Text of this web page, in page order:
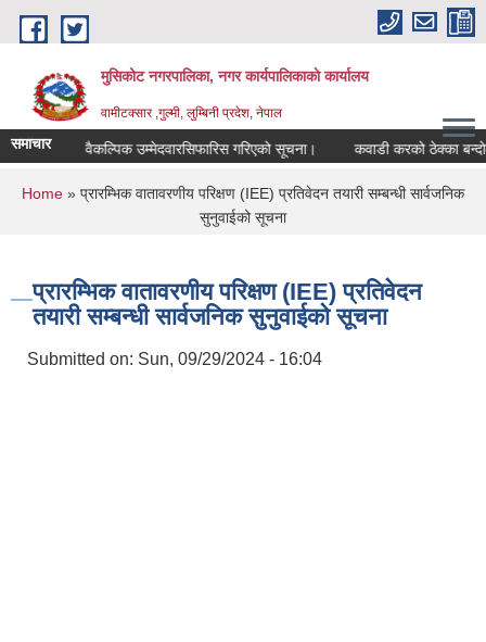
Skip to main content
मुसिकोट नगरपालिका, नगर कार्यपालिकाकाे कार्यालय
वामीटक्सार ,गुल्मी, लुम्बिनी प्रदेश, नेपाल
समाचारवैकल्पिक उम्मेदवारसिफारिस गरिएको सूचना। कवाडी करको ठेक्का बन्दोवस्त
You are here
Home » प्रारम्भिक वातावरणीय परिक्षण (IEE) प्रतिवेदन तयारी सम्बन्धी सार्वजनिक
सुनुवाईको सूचना
प्रारम्भिक वातावरणीय परिक्षण (IEE) प्रतिवेदन
तयारी सम्बन्धी सार्वजनिक सुनुवाईको सूचना
Submitted on: Sun, 09/29/2024 - 16:04